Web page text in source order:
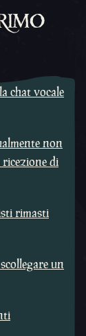
chat vocale
non
di
rimasti
un